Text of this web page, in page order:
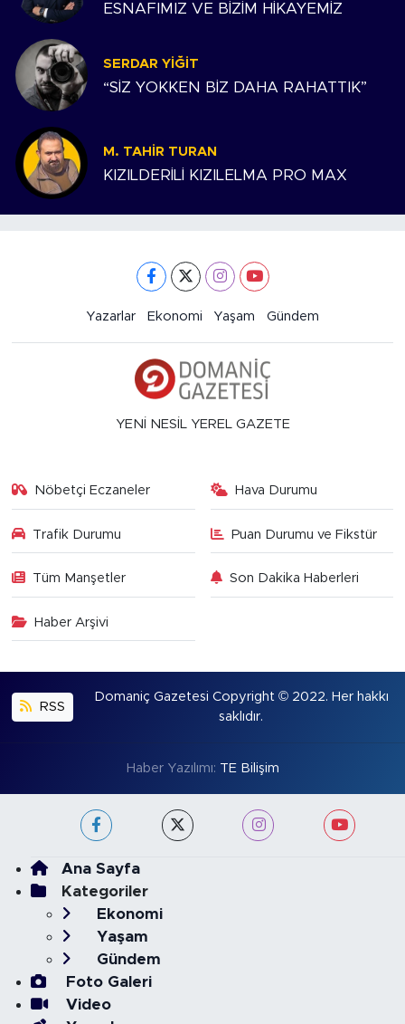
ESNAFIMIZ VE BİZİM HİKAYEMİZ
SERDAR YIĞIT
“SİZ YOKKEN BİZ DAHA RAHATTIK”
M. TAHIR TURAN
KIZILDERİLİ KIZILELMA PRO MAX
Yazarlar Ekonomi Yaşam Gündem
YENİ NESİL YEREL GAZETE
Nöbetçi Eczaneler Hava Durumu
Trafik Durumu Puan Durumu ve Fikstür
Tüm Manşetler Son Dakika Haberleri
Haber Arşivi
RSS
Domaniç Gazetesi Copyright © 2022. Her hakkı
saklıdır.
Haber Yazılımı: TE Bilişim
Ana Sayfa
Kategoriler
Ekonomi
Yaşam
Gündem
Foto Galeri
Video